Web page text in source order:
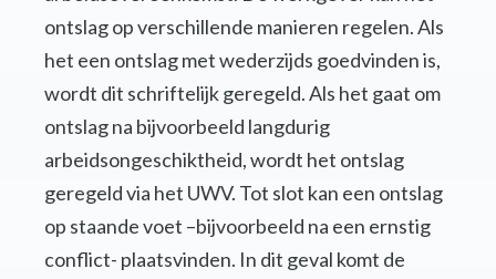
ontslag op verschillende manieren regelen. Als
het een ontslag met wederzijds goedvinden is,
wordt dit schriftelijk geregeld. Als het gaat om
ontslag na bijvoorbeeld langdurig
arbeidsongeschiktheid, wordt het ontslag
geregeld via het UWV. Tot slot kan een ontslag
op staande voet –bijvoorbeeld na een ernstig
conflict- plaatsvinden. In dit geval komt de